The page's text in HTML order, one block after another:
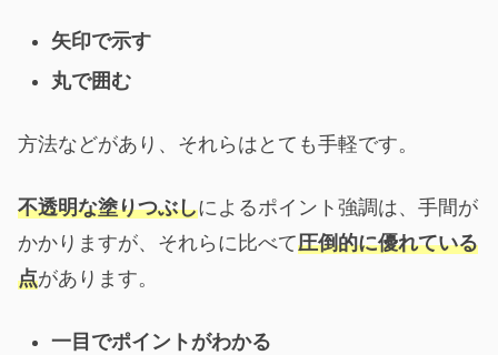
矢印で示す
丸で囲む
方法などがあり、それらはとても手軽です。
不透明な塗りつぶしによるポイント強調は、手間が
かかりますが、それらに比べて圧倒的に優れている
点があります。
一目でポイントがわかる